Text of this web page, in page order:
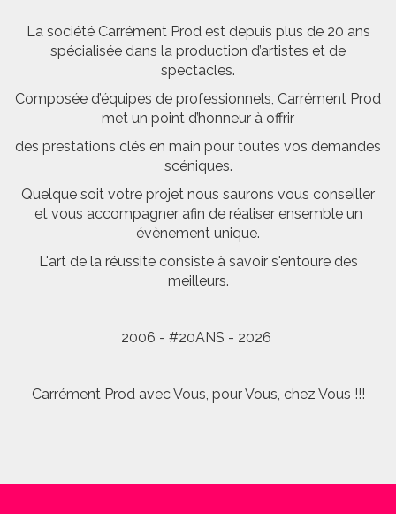
La société Carrément Prod est depuis plus de 20 ans
spécialisée dans la production d’artistes et de
spectacles.
Composée d’équipes de professionnels, Carrément Prod
met un point d’honneur à offrir
des prestations clés en main pour toutes vos demandes
scéniques.
Quelque soit votre projet nous saurons vous conseiller
et vous accompagner afin de réaliser ensemble un
évènement unique.
L'art de la réussite consiste à savoir s'entoure des
meilleurs.
2006 - #20ANS - 2026
Carrément Prod avec Vous, pour Vous, chez Vous !!!